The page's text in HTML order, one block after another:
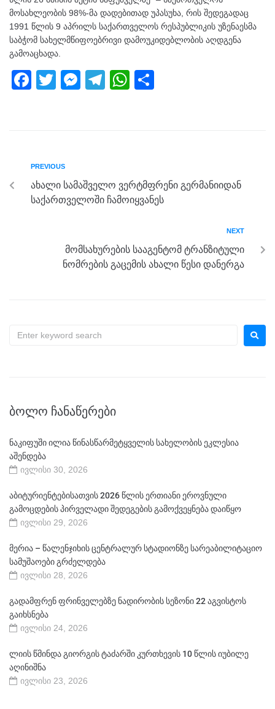
მოსახლეობის 98%-მა დადებითად უპასუხა, რის შედეგადაც
1991 წლის 9 აპრილს საქართველოს რესპუბლიკის უზენაესმა
საბჭომ სახელმწიფოებრივი დამოუკიდებლობის აღდგენა
გამოაცხადა.
F
b
o
o
T
M
g
er
T
m
W
p
p
PREVIOUS
ახალი სამაშველო ვერტმფრენი გერმანიიდან
საქართველოში ჩამოიყვანეს
NEXT
მომსახურების სააგენტომ ტრანზიტული
ნომრების გაცემის ახალი წესი დანერგა
ᲑᲝᲚᲝ ᲩᲐᲜᲐᲬᲔᲠᲔᲑᲘ
ნაკიფუში ილია წინასწარმეტყველის სახელობის ეკლესია
აშენდება
ივლისი 30, 2026
აბიტურიენტებისათვის 2026 წლის ერთიანი ეროვნული
გამოცდების პირველადი შედეგების გამოქვეყნება დაიწყო
ივლისი 29, 2026
მერია – წალენჯიხის ცენტრალურ სტადიონზე სარეაბილიტაციო
სამუშაოები გრძელდება
ივლისი 28, 2026
გადამფრენ ფრინველებზე ნადირობის სეზონი 22 აგვისტოს
გაიხსნება
ივლისი 24, 2026
ლიის წმინდა გიორგის ტაძარში კურთხევის 10 წლის იუბილე
აღინიშნა
ივლისი 23, 2026